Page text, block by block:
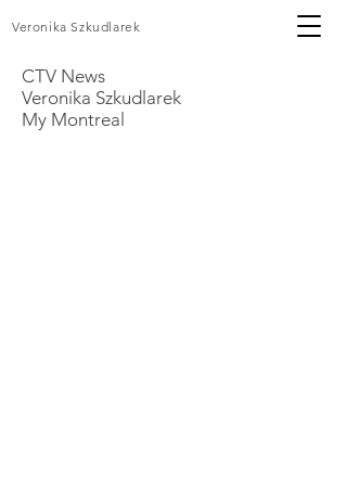
Veronika Szkudlarek
CTV News
Veronika Szkudlarek
My Montreal